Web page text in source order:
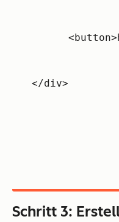
</div>
Schritt 3: